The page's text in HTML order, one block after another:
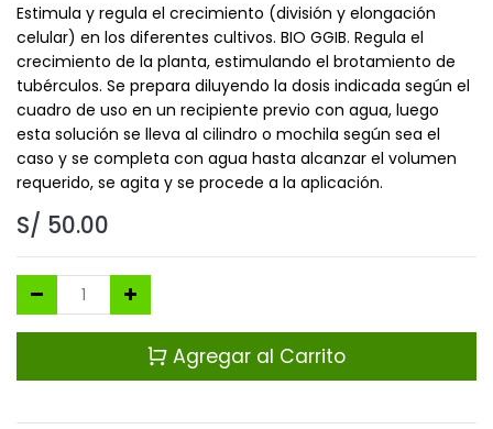
Estimula y regula el crecimiento (división y elongación
celular) en los diferentes cultivos. BIO GGIB. Regula el
crecimiento de la planta, estimulando el brotamiento de
tubérculos. Se prepara diluyendo la dosis indicada según el
cuadro de uso en un recipiente previo con agua, luego
esta solución se lleva al cilindro o mochila según sea el
caso y se completa con agua hasta alcanzar el volumen
requerido, se agita y se procede a la aplicación.
S/ 50.00
Agregar al Carrito